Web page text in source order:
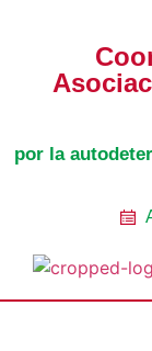
por la